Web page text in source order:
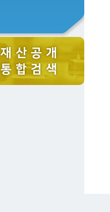
재 산 공 개
통 합 검 색